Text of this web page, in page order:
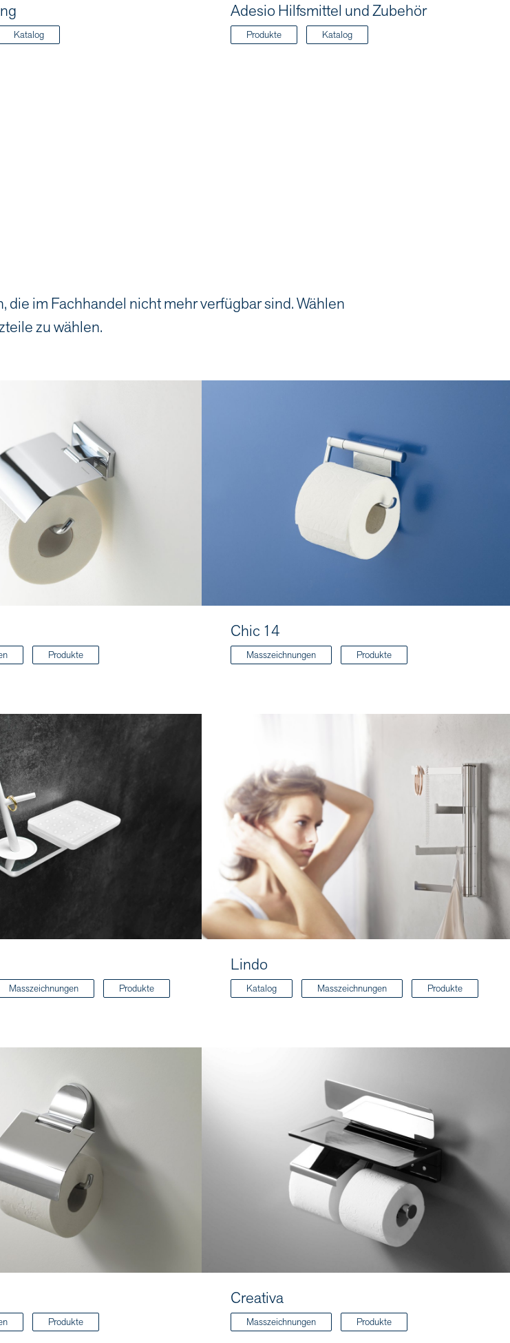
Katalog
Adesio Hilfsmittel und Zubehör
Produkte Katalog
im Fachhandel nicht mehr verfügbar sind. Wählen
zu wählen.
Produkte
Chic 14
Masszeichnungen Produkte
Masszeichnungen Produkte
Lindo
Katalog Masszeichnungen Produkte
Produkte
Creativa
Masszeichnungen Produkte